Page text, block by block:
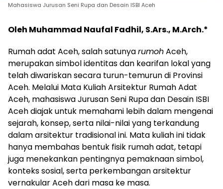
Mahasiswa Jurusan Seni Rupa dan Desain ISBI Aceh
Oleh Muhammad Naufal Fadhil, S.Ars., M.Arch.*
Rumah adat Aceh, salah satunyarumohAceh,
merupakan simbol identitas dan kearifan lokal yang
telah diwariskan secara turun-temurun di Provinsi
Aceh. Melalui Mata Kuliah Arsitektur Rumah Adat
Aceh, mahasiswa Jurusan Seni Rupa dan Desain ISBI
Aceh diajak untuk memahami lebih dalam mengenai
sejarah, konsep, serta nilai-nilai yang terkandung
dalam arsitektur tradisional ini. Mata kuliah ini tidak
hanya membahas bentuk fisik rumah adat, tetapi
juga menekankan pentingnya pemaknaan simbol,
konteks sosial, serta perkembangan arsitektur
vernakular Aceh dari masa ke masa.